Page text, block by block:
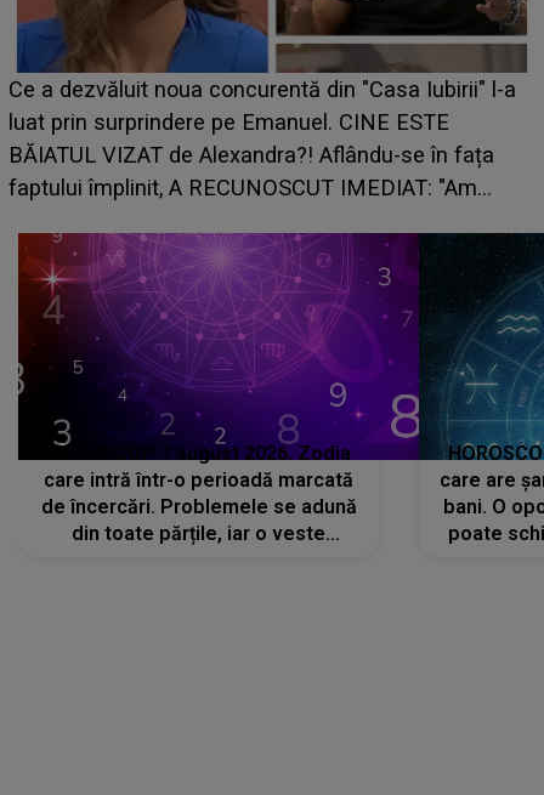
Ce a dezvăluit noua concurentă din "Casa Iubirii" l-a
luat prin surprindere pe Emanuel. CINE ESTE
BĂIATUL VIZAT de Alexandra?! Aflându-se în fața
faptului împlinit, A RECUNOSCUT IMEDIAT: "Am
HOROSCOP 7 august 2026. Zodia
care intră într-o perioadă marcată
de încercări. Problemele se adună
din toate părțile, iar o veste
care are
bani. O
poate